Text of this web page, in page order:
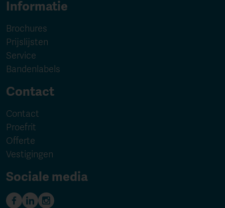
Informatie
Brochures
Prijslijsten
Service
Bandenlabels
Contact
Contact
Proefrit
Offerte
Vestigingen
Sociale media